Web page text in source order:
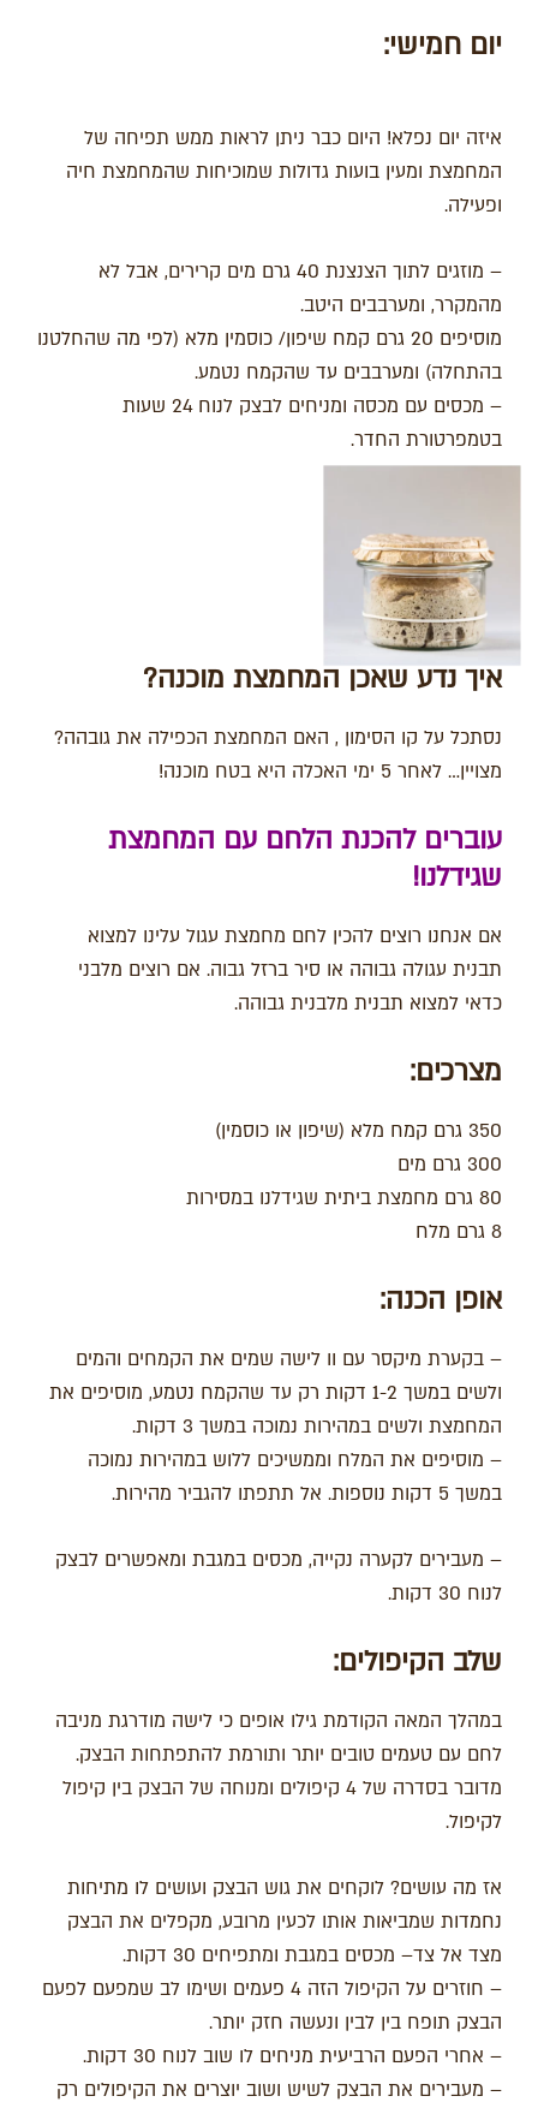
יום חמישי:
איזה יום נפלא! היום כבר ניתן לראות ממש תפיחה של
המחמצת ומעין בועות גדולות שמוכיחות שהמחמצת חיה
ופעילה.
– מוזגים לתוך הצנצנת 40 גרם מים קרירים, אבל לא
מהמקרר, ומערבבים היטב.
מוסיפים 20 גרם קמח שיפון/ כוסמין מלא (לפי מה שהחלטנו
בהתחלה) ומערבבים עד שהקמח נטמע.
– מכסים עם מכסה ומניחים לבצק לנוח 24 שעות
בטמפרטורת החדר.
איך נדע שאכן המחמצת מוכנה?
נסתכל על קו הסימון , האם המחמצת הכפילה את גובהה?
מצויין… לאחר 5 ימי האכלה היא בטח מוכנה!
עוברים להכנת הלחם עם המחמצת
שגידלנו!
אם אנחנו רוצים להכין לחם מחמצת עגול עלינו למצוא
תבנית עגולה גבוהה או סיר ברזל גבוה. אם רוצים מלבני
כדאי למצוא תבנית מלבנית גבוהה.
מצרכים:
350 גרם קמח מלא (שיפון או כוסמין)
300 גרם מים
80 גרם מחמצת ביתית שגידלנו במסירות
8 גרם מלח
אופן הכנה:
– בקערת מיקסר עם וו לישה שמים את הקמחים והמים
ולשים במשך 1-2 דקות רק עד שהקמח נטמע, מוסיפים את
המחמצת ולשים במהירות נמוכה במשך 3 דקות.
– מוסיפים את המלח וממשיכים ללוש במהירות נמוכה
במשך 5 דקות נוספות. אל תתפתו להגביר מהירות.
– מעבירים לקערה נקייה, מכסים במגבת ומאפשרים לבצק
לנוח 30 דקות.
שלב הקיפולים:
במהלך המאה הקודמת גילו אופים כי לישה מודרגת מניבה
לחם עם טעמים טובים יותר ותורמת להתפתחות הבצק.
מדובר בסדרה של 4 קיפולים ומנוחה של הבצק בין קיפול
לקיפול.
אז מה עושים? לוקחים את גוש הבצק ועושים לו מתיחות
נחמדות שמביאות אותו לכעין מרובע, מקפלים את הבצק
מצד אל צד– מכסים במגבת ומתפיחים 30 דקות.
– חוזרים על הקיפול הזה 4 פעמים ושימו לב שמפעם לפעם
הבצק תופח בין לבין ונעשה חזק יותר.
– אחרי הפעם הרביעית מניחים לו שוב לנוח 30 דקות.
– מעבירים את הבצק לשיש ושוב יוצרים את הקיפולים רק